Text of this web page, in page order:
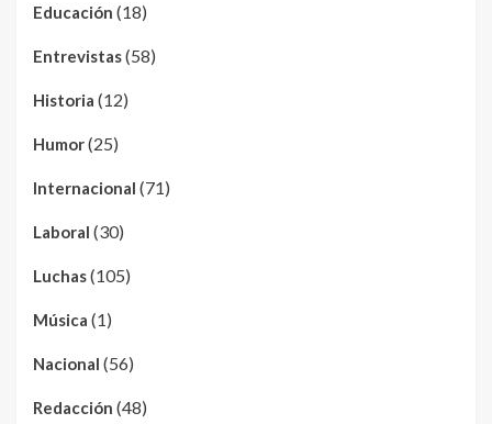
Educación (18)
Entrevistas(58)
Historia (12)
Humor(25)
Internacional (71)
Laboral (30)
Luchas(105)
Música (1)
Nacional (56)
Redacción (48)